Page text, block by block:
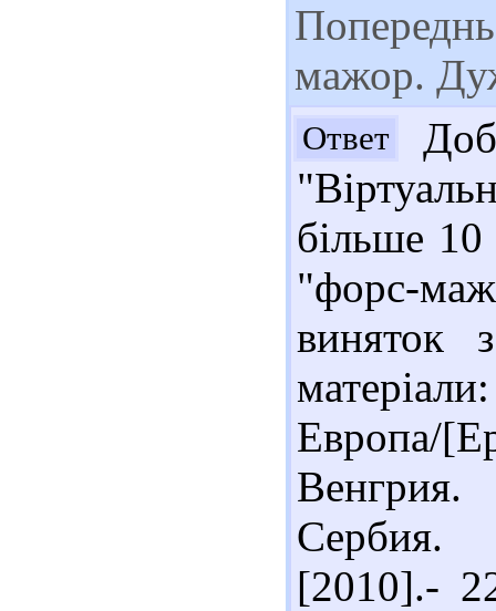
мажор.
Ответ
більше
"форс-
виняток
Европа/
Сербия.
[2010].-